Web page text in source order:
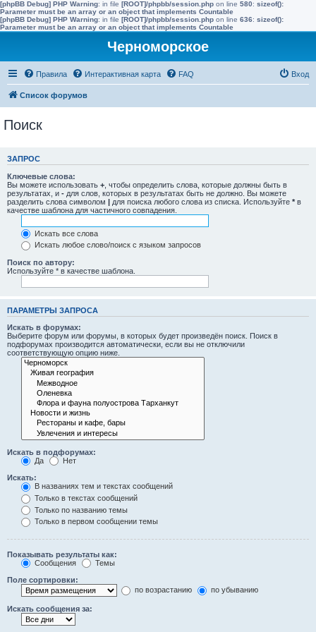
[phpBB Debug] PHP Warning: in file [ROOT]/phpbb/session.php on line 580: sizeof():
Parameter must be an array or an object that implements Countable
[phpBB Debug] PHP Warning: in file [ROOT]/phpbb/session.php on line 636: sizeof():
Parameter must be an array or an object that implements Countable
Черноморское
Правила Интерактивная карта FAQ Вход
Список форумов
Поиск
ЗАПРОС
Ключевые слова:
Вы можете использовать + , чтобы определить слова, которые должны быть в
результатах, и - для слов, которых в результатах быть не должно. Вы можете
разделить слова символом | для поиска любого слова из списка. Используйте * в
качестве шаблона для частичного совпадения.
Искать все слова
Искать любое слово/поиск с языком запросов
Поиск по автору:
Используйте * в качестве шаблона.
ПАРАМЕТРЫ ЗАПРОСА
Искать в форумах:
Выберите форум или форумы, в которых будет произведён поиск. Поиск в
подфорумах производится автоматически, если вы не отключили
соответствующую опцию ниже.
Искать в подфорумах:
Да
Нет
Искать:
В названиях тем и текстах сообщений
Только в текстах сообщений
Только по названию темы
Только в первом сообщении темы
Показывать результаты как:
Сообщения
Темы
Поле сортировки:
по возрастанию
по убыванию
Искать сообщения за: